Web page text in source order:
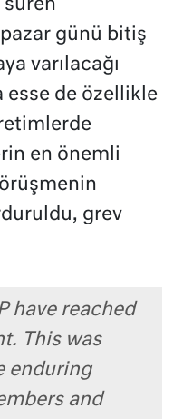
günü bitiş
varılacağı
esse de özellikle
en önemli
grev
have reached
This was
enduring
and